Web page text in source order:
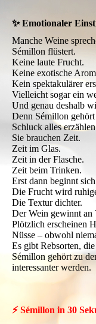
✨ Emotionaler
Manche Weine
Sémillon flüstert.
Keine laute Frucht.
Keine exotische
Kein spektakulärer
Vielleicht sogar ein
Und genau deshalb
Denn Sémillon
Schluck alles
Sie brauchen Zeit.
Zeit im Glas.
Zeit in der Flasche.
Zeit beim Trinken.
Erst dann beginnt
Die Frucht wird
Die Textur dichter.
Der Wein gewinnt an
Plötzlich erscheinen
Nüsse – obwohl
Es gibt Rebsorten,
Sémillon gehört zu
interessanter werden.
⚡ Sémillon in 30